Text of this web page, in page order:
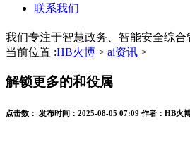
联系我们
我们专注于智慧政务、智能安全综
当前位置 :HB火博 > ai资讯 >
解锁更多的和役属
点击数： 发布时间： 2025-08-05 07:09 作者： HB火